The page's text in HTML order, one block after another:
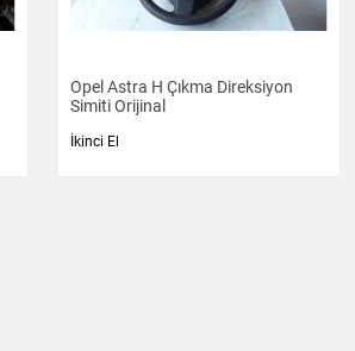
Opel Astra H Çıkma Direksiyon
Simiti Orijinal
İkinci El